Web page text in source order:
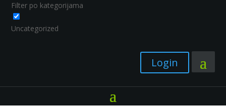
Filter po kategorijama
Uncategorized
Login